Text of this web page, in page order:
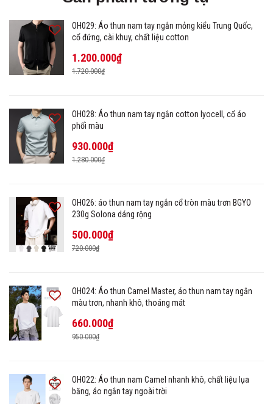
OH029: Áo thun nam tay ngắn mỏng kiểu Trung Quốc,
cổ đứng, cài khuy, chất liệu cotton
1.200.000₫
1.720.000₫
OH028: Áo thun nam tay ngắn cotton lyocell, cổ áo
phối màu
930.000₫
1.280.000₫
OH026: áo thun nam tay ngắn cổ tròn màu trơn BGYO
230g Solona dáng rộng
500.000₫
720.000₫
OH024: Áo thun Camel Master, áo thun nam tay ngắn
màu trơn, nhanh khô, thoáng mát
660.000₫
950.000₫
OH022: Áo thun nam Camel nhanh khô, chất liệu lụa
băng, áo ngắn tay ngoài trời